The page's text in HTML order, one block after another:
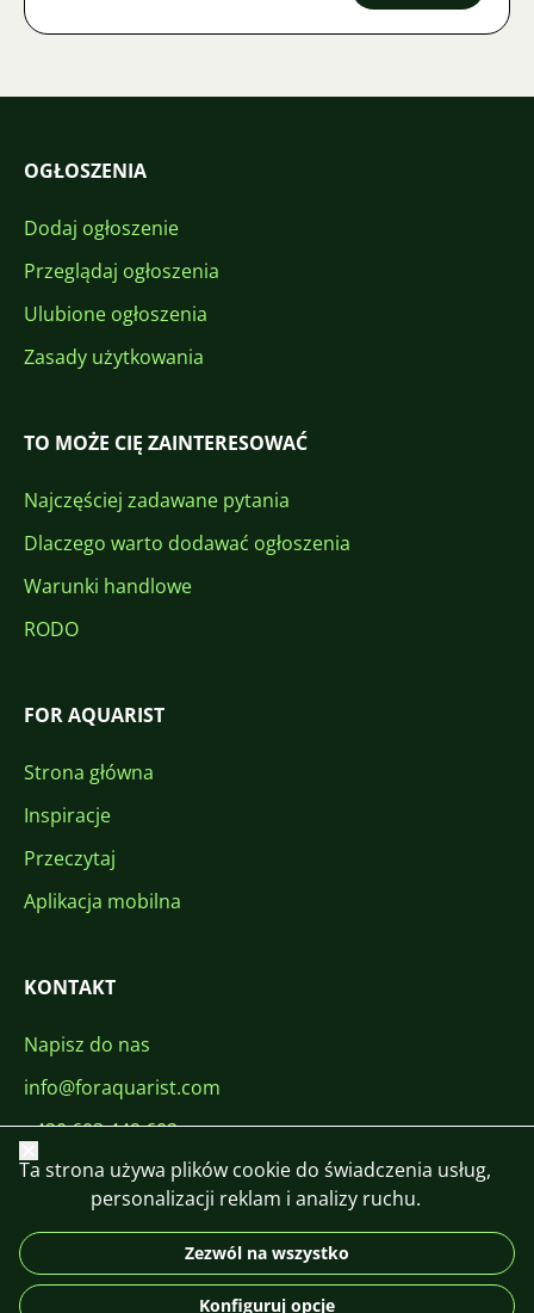
OGŁOSZENIA
Dodaj ogłoszenie
Przeglądaj ogłoszenia
Ulubione ogłoszenia
Zasady użytkowania
TO MOŻE CIĘ ZAINTERESOWAĆ
Najczęściej zadawane pytania
Dlaczego warto dodawać ogłoszenia
Warunki handlowe
RODO
FOR AQUARIST
Strona główna
Inspiracje
Przeczytaj
Aplikacja mobilna
KONTAKT
Napisz do nas
info@foraquarist.com
+420 603 449 602
DE
Zamknij
Ta strona używa plików cookie do świadczenia usług,
personalizacji reklam i analizy ruchu.
Zezwól na wszystko
Konfiguruj opcje